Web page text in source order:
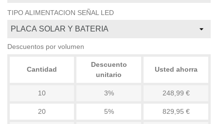
TIPO ALIMENTACION SEÑAL LED
Descuentos por volumen
Cantidad
Descuento
unitario
Usted ahorra
10 3% 248,99 €
20 5% 829,95 €